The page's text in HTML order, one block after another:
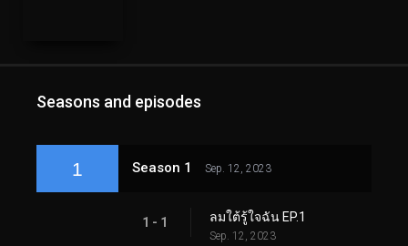
Seasons and episodes
1 Season 1 Sep. 12, 2023
1 - 1 ลมใต้รู้ใจฉัน EP.1
Sep. 12, 2023